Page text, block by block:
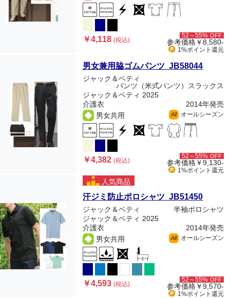
￥4,118(税込)
52～55% OFF
参考価格￥8,580-
1%ポイント 還元
男女兼用脇ゴムパンツ JB58044
ジャック＆ベティ
パンツ（米式パンツ）スラックス
ジャック＆ベティ 2025
介護衣
2014年発売
男女共用
All オールシーズン
￥4,382(税込)
52～55% OFF
参考価格￥9,130-
1%ポイント 還元
人気商品
汗ジミ防止ポロシャツ JB51450
ジャック＆ベティ
半袖ポロシャツ
ジャック＆ベティ 2025
介護衣
2014年発売
男女共用
All オールシーズン
￥4,593(税込)
52～55% OFF
参考価格￥9,570-
1%ポイント 還元